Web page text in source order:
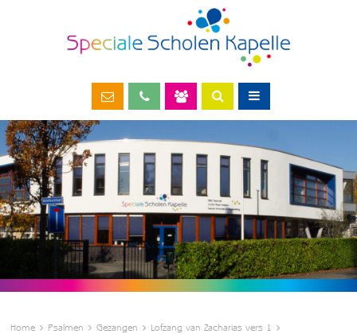
Home Psalmen Gezangen
Lofzang van Zacharias vers 1